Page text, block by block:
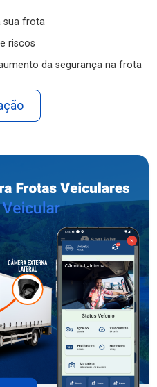
sua frota
riscos
da segurança na frota